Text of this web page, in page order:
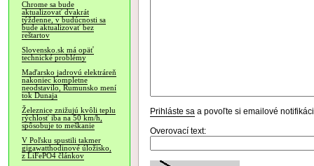
Chrome sa bude
aktualizovať dvakrát
týždenne, v budúcnosti sa
bude aktualizovať bez
reštartov
Slovensko.sk má opäť
technické problémy
Maďarsko jadrovú elektráreň
nakoniec kompletne
neodstavilo, Rumunsko mení
tok Dunaja
Železnice znižujú kvôli teplu
rýchlosť iba na 50 km/h,
spôsobuje to meškanie
V Poľsku spustili takmer
gigawatthodinové úložisko,
z LiFePO4 článkov
Prihláste sa a povoľte si emailové
Overovací text: